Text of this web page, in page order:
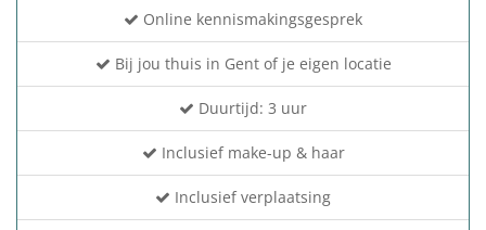
Online kennismakingsgesprek
Bij jou thuis in Gent of je eigen locatie
Duurtijd: 3 uur
Inclusief make-up & haar
Inclusief verplaatsing